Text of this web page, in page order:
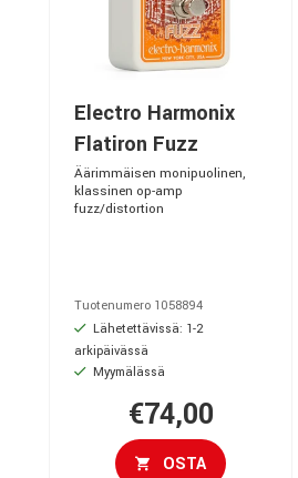
Electro Harmonix
Flatiron Fuzz
Äärimmäisen monipuolinen,
klassinen op-amp
fuzz/distortion
Tuotenumero 1058894
Lähetettävissä: 1-2
arkipäivässä
Myymälässä
€74,00
OSTA